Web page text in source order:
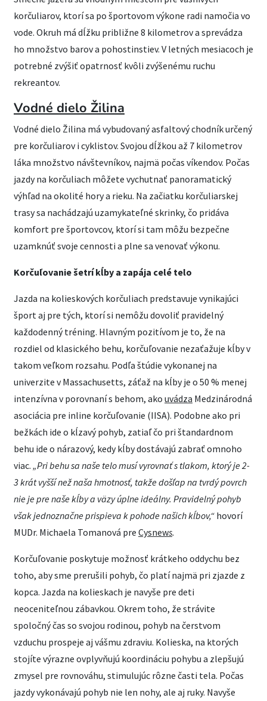
korčuliarov, ktorí sa po športovom výkone radi namočia vo
vode. Okruh má dĺžku približne 8 kilometrov a sprevádza
ho množstvo barov a pohostinstiev. V letných mesiacoch je
potrebné zvýšiť opatrnosť kvôli zvýšenému ruchu
rekreantov.
Vodné dielo Žilina
Vodné dielo Žilina má vybudovaný asfaltový chodník určený
pre korčuliarov i cyklistov. Svojou dĺžkou až 7 kilometrov
láka množstvo návštevníkov, najmä počas víkendov. Počas
jazdy na korčuliach môžete vychutnať panoramatický
výhľad na okolité hory a rieku. Na začiatku korčuliarskej
trasy sa nachádzajú uzamykateľné skrinky, čo pridáva
komfort pre športovcov, ktorí si tam môžu bezpečne
uzamknúť svoje cennosti a plne sa venovať výkonu.
Korčuľovanie šetrí kĺby a zapája celé telo
Jazda na kolieskových korčuliach predstavuje vynikajúci
šport aj pre tých, ktorí si nemôžu dovoliť pravidelný
každodenný tréning. Hlavným pozitívom je to, že na
rozdiel od klasického behu, korčuľovanie nezaťažuje kĺby v
takom veľkom rozsahu. Podľa štúdie vykonanej na
univerzite v Massachusetts, záťaž na kĺby je o 50 % menej
intenzívna v porovnaní s behom, ako uvádza Medzinárodná
asociácia pre inline korčuľovanie (IISA). Podobne ako pri
bežkách ide o kĺzavý pohyb, zatiaľ čo pri štandardnom
behu ide o nárazový, kedy kĺby dostávajú zabrať omnoho
viac. „Pri behu sa naše telo musí vyrovnať s tlakom, ktorý je 2-
3 krát vyšší než naša hmotnosť, takže došľap na tvrdý povrch
nie je pre naše kĺby a väzy úplne ideálny. Pravidelný pohyb
však jednoznačne prispieva k pohode našich kĺbov,“ hovorí
MUDr. Michaela Tomanová pre Cysnews.
Korčuľovanie poskytuje možnosť krátkeho oddychu bez
toho, aby sme prerušili pohyb, čo platí najmä pri zjazde z
kopca. Jazda na kolieskach je navyše pre deti
neoceniteľnou zábavkou. Okrem toho, že strávite
spoločný čas so svojou rodinou, pohyb na čerstvom
vzduchu prospeje aj vášmu zdraviu. Kolieska, na ktorých
stojíte výrazne ovplyvňujú koordináciu pohybu a zlepšujú
zmysel pre rovnováhu, stimulujúc rôzne časti tela. Počas
jazdy vykonávajú pohyb nie len nohy, ale aj ruky. Navyše